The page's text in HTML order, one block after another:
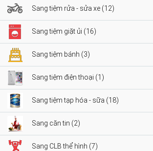
Sang tiệm rửa - sửa xe (12)
Sang tiệm giặt ủi (16)
Sang tiệm bánh (3)
Sang tiệm điện thoại (1)
Sang tiệm tạp hóa - sữa (18)
Sang căn tin (2)
Sang CLB thể hình (7)